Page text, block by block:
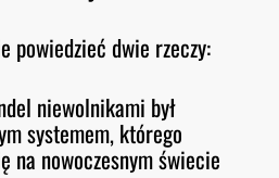
powiedzieć dwie rzeczy:
niewolnikami był
systemem, którego
na nowoczesnym świecie